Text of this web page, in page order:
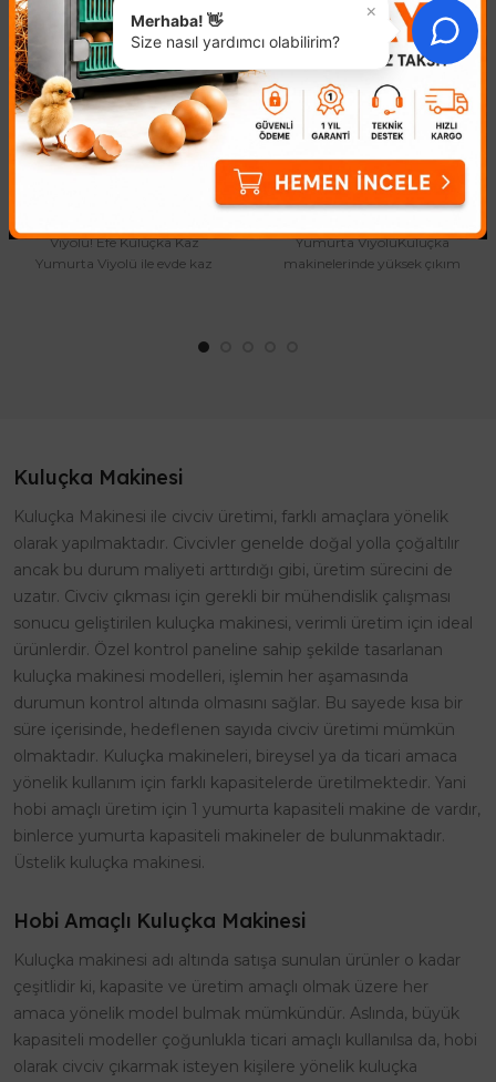
Kaz Yumurta Viyolü
422,20₺
Viyolü! Efe Kuluçka Kaz
Yumurta Viyolü ile evde kaz
Yumurta Viyol Otomatik
904,03₺
Kuluçka Başarınızı Artırın:
Yumurta ViyolüKuluçka
makinelerinde yüksek çıkım
Kuluçka Makinesi
Kuluçka Makinesi ile civciv üretimi, farklı amaçlara yönelik
olarak yapılmaktadır. Civcivler genelde doğal yolla çoğaltılır
ancak bu durum maliyeti arttırdığı gibi, üretim sürecini de
uzatır. Civciv çıkması için gerekli bir mühendislik çalışması
sonucu geliştirilen kuluçka makinesi, verimli üretim için ideal
ürünlerdir. Özel kontrol paneline sahip şekilde tasarlanan
kuluçka makinesi modelleri, işlemin her aşamasında
durumun kontrol altında olmasını sağlar. Bu sayede kısa bir
süre içerisinde, hedeflenen sayıda civciv üretimi mümkün
olmaktadır. Kuluçka makineleri, bireysel ya da ticari amaca
yönelik kullanım için farklı kapasitelerde üretilmektedir. Yani
hobi amaçlı üretim için 1 yumurta kapasiteli makine de vardır,
binlerce yumurta kapasiteli makineler de bulunmaktadır.
Üstelik kuluçka makinesi.
Hobi Amaçlı Kuluçka Makinesi
Kuluçka makinesi adı altında satışa sunulan ürünler o kadar
çeşitlidir ki, kapasite ve üretim amaçlı olmak üzere her
amaca yönelik model bulmak mümkündür. Aslında, büyük
kapasiteli modeller çoğunlukla ticari amaçlı kullanılsa da, hobi
olarak civciv çıkarmak isteyen kişilere yönelik kuluçka
×
Merhaba! 👋
Size nasıl yardımcı olabilirim?